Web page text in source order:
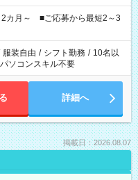
したい」 「できれば残業はし
いね。 ※Wワーク希望
勤務時間と、もう1つのお仕事
超える場合は応募できません。
2カ月～ ■ご応募から最短2～3
服装自由 / シフト勤務 / 10名以
パソコンスキル不要
詳細へ
掲載日：2026.08.07